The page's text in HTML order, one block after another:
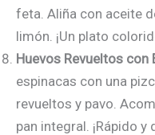
feta. Aliña con aceite
limón. ¡Un plato
Huevos Revueltos con
espinacas con una
revueltos y pavo.
pan integral. ¡Rápido y